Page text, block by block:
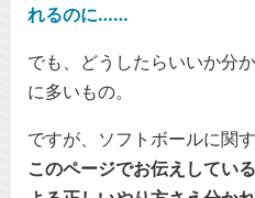
れるのに……
でも、どうしたらいいか分
に多いもの。
ですが、ソフトボールに関
このページでお伝えしてい